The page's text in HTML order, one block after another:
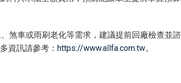
煞車或雨刷老化等需求，建議提前回廠檢查並諮
資訊請參考： https://www.allfa.com.tw。